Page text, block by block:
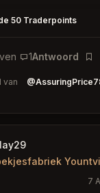
50 Traderpoints
1Antwoord
van
7